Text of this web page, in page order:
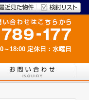
～18:00 定休日：水曜日